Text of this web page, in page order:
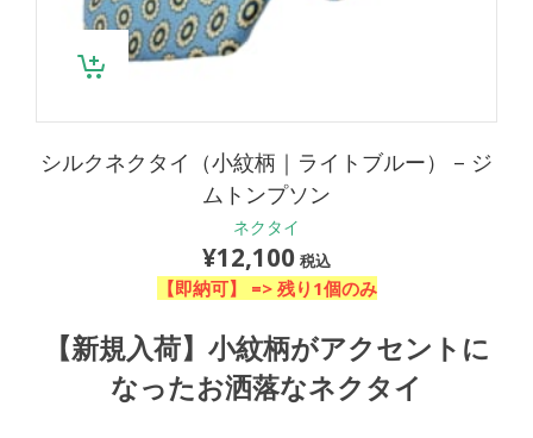
シルクネクタイ（小紋柄｜ライトブルー） – ジ
ムトンプソン
ネクタイ
¥12,100 税込
【即納可】 => 残り1個のみ
【新規入荷】小紋柄がアクセントに
なったお洒落なネクタイ